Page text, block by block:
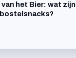
van het Bier: wat zijn